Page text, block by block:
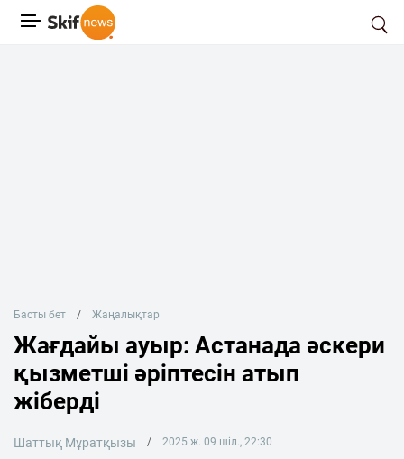
Басты бет Жаңалықтар
Жағдайы ауыр: Астанада әскери
қызметші әріптесін атып
жіберді
Шаттық Мұратқызы 2025 ж. 09 шіл., 22:30